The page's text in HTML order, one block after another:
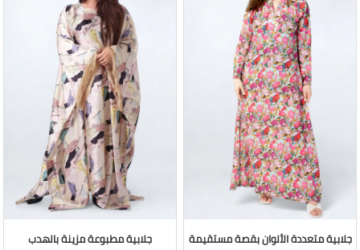
جلابية متعددة الألوان بقصة مستقيمة جلابية مطبوعة مزينة بالهدب